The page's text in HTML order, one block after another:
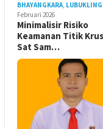
BHAYANGKARA,
Februari 2026
Minimalisir Risiko
Keamanan Titik
Sat Sam…